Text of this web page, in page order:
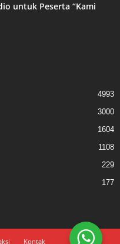
untuk Peserta “Kami
4993
3000
1604
1108
229
177
Kontak